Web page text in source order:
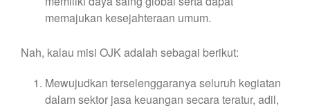
memajukan kesejahteraan umum.
Nah, kalau misi OJK adalah sebagai berikut:
Mewujudkan terselenggaranya seluruh kegiatan
dalam sektor jasa keuangan secara teratur, adil,